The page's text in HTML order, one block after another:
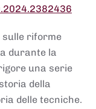
sulle riforme
durante la
una serie
della
delle tecniche.